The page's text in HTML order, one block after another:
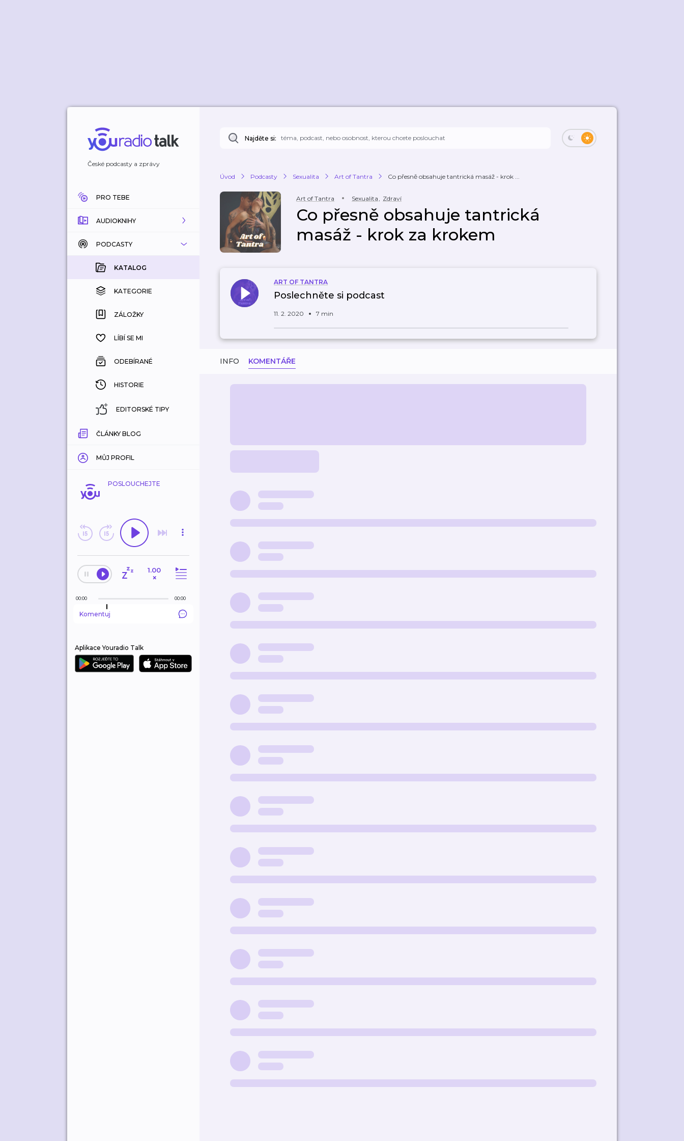
České podcasty a zprávy
PRO TEBE
AUDIOKNIHY
KATALOG
KOUPENÉ
KATEGORIE
ZÁLOŽKY
HISTORIE
PODCASTY
KATALOG
KATEGORIE
ZÁLOŽKY
LÍBÍ SE MI
ODEBÍRANÉ
HISTORIE
EDITORSKÉ TIPY
ČLÁNKY BLOG
MŮJ PROFIL
POSLOUCHEJTE
1.00
×
00:00 00:00
Komentuj
Aplikace Youradio Talk
Najděte si:
Úvod Podcasty Sexualita Art of Tantra Co přesně obsahuje tantrická masáž - krok ...
Art of Tantra Sexualita, Zdraví
Co přesně obsahuje tantrická
masáž - krok za krokem
ART OF TANTRA
Poslechněte si podcast
11. 2. 2020 7 min
INFO KOMENTÁŘE